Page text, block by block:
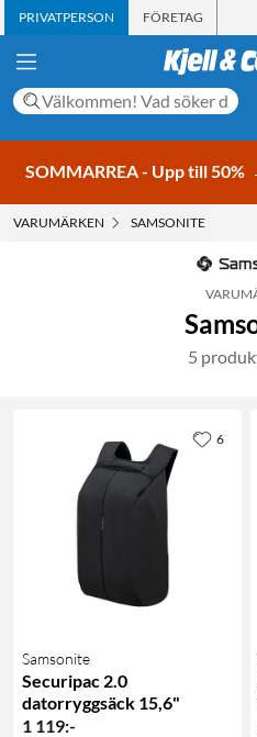
PRIVATPERSON FÖRETAG
SOMMARREA - Upp till 50%
VARUMÄRKEN SAMSONITE
5
Samsonite
Securipac 2.0
datorryggsäck 15,6"
1 119:-
6